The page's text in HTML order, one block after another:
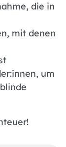
die in
mit denen
um